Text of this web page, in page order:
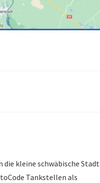
die kleine schwäbische Stadt
Tankstellen als